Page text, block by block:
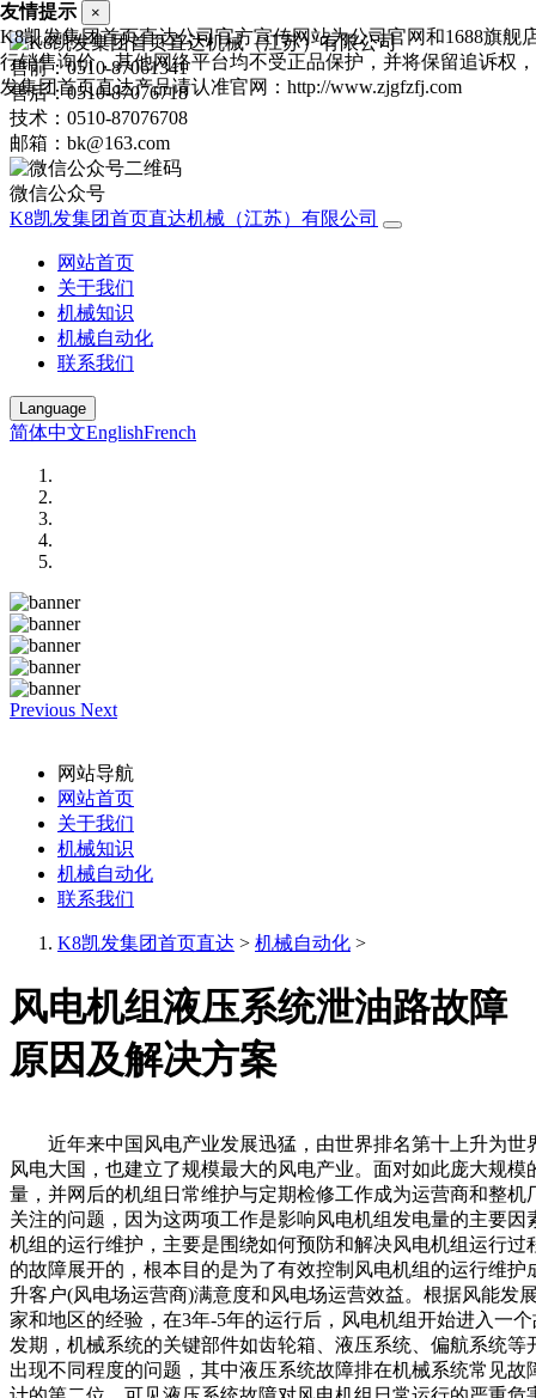
售前：0510-87061341
售后：0510-87076718
技术：0510-87076708
邮箱：bk@163.com
微信公众号
K8凯发集团首页直达机械（江苏）有限公司
网站首页
关于我们
机械知识
机械自动化
联系我们
Language
简体中文EnglishFrench
Previous Next
网站导航
网站首页
关于我们
机械知识
机械自动化
联系我们
K8凯发集团首页直达 > 机械自动化 >
风电机组液压系统泄油路故障
原因及解决方案
近年来中国风电产业发展迅猛，由世界排名第十上升为世
风电大国，也建立了规模最大的风电产业。面对如此庞大规模
量，并网后的机组日常维护与定期检修工作成为运营商和整机
关注的问题，因为这两项工作是影响风电机组发电量的主要因
机组的运行维护，主要是围绕如何预防和解决风电机组运行过
的故障展开的，根本目的是为了有效控制风电机组的运行维护
升客户(风电场运营商)满意度和风电场运营效益。根据风能发
家和地区的经验，在3年-5年的运行后，风电机组开始进入一
发期，机械系统的关键部件如齿轮箱、液压系统、偏航系统等
出现不同程度的问题，其中液压系统故障排在机械系统常见故
友情提示 ×
K8凯发集团首页直达公司官方宣传网站为公司官网和1688旗舰
行销售询价，其他网络平台均不受正品保护，并将保留追诉权
发集团首页直达产品请认准官网：http://www.zjgfzfj.com